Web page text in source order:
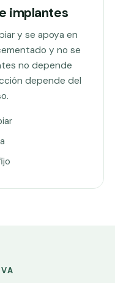
implantes
y se apoya en
y no se
no depende
depende del